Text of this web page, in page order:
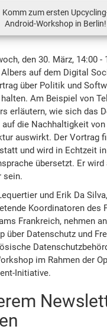
Komm zum ersten
Android-Workshop in Berlin!
den 30. März, 14:00 -
auf dem Digital
über Politik und
Am Beispiel von
erläutern, wie sich das
die Nachhaltigkeit von
auswirkt. Der Vortrag
und wird in Echtzeit in
übersetzt. Er wird
sein.
und Erik Da Silva,
Koordinatoren des
Frankreich, nehmen
über Datenschutz und
im Rahmen der
Initiative.